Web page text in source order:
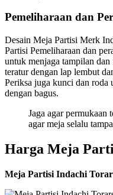
Pemeliharaan dan
Desain Meja Partisi Merk
Partisi Pemeliharaan dan
untuk menjaga tampilan
teratur dengan lap lembut
Periksa juga kunci dan roda
dengan bagus.
Jaga agar permukaan
agar meja selalu
Harga Meja
Meja Partisi Indachi